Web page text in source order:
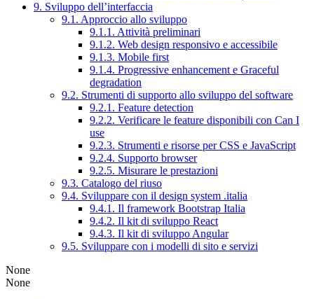
9. Sviluppo dell’interfaccia
9.1. Approccio allo sviluppo
9.1.1. Attività preliminari
9.1.2. Web design responsivo e accessibile
9.1.3. Mobile first
9.1.4. Progressive enhancement e Graceful
degradation
9.2. Strumenti di supporto allo sviluppo del software
9.2.1. Feature detection
9.2.2. Verificare le feature disponibili con Can I
use
9.2.3. Strumenti e risorse per CSS e JavaScript
9.2.4. Supporto browser
9.2.5. Misurare le prestazioni
9.3. Catalogo del riuso
9.4. Sviluppare con il design system .italia
9.4.1. Il framework Bootstrap Italia
9.4.2. Il kit di sviluppo React
9.4.3. Il kit di sviluppo Angular
9.5. Sviluppare con i modelli di sito e servizi
None
None